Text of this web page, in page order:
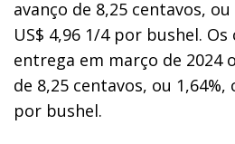
avanço de 8,25 centavos,
US$ 4,96 1/4 por bushel.
entrega em março de 2024
de 8,25 centavos, ou 1,64%,
por bushel.